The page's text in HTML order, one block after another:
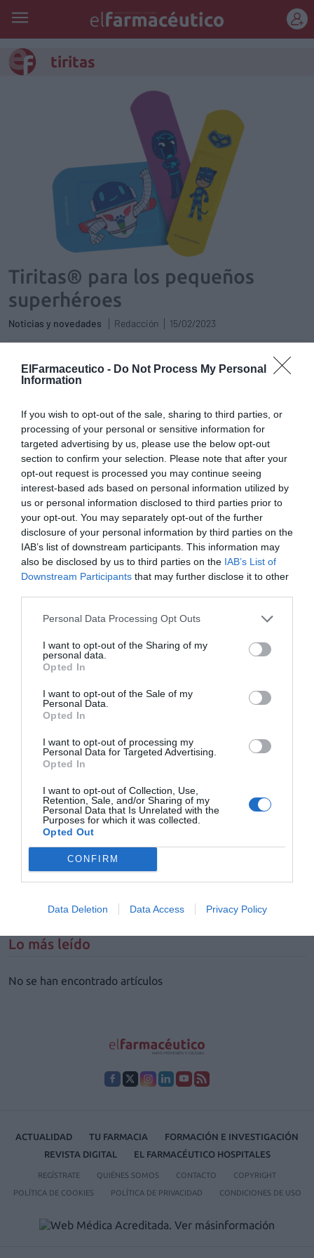
ElFarmaceutico - Do Not Process My Personal
Information
If you wish to opt-out of the sale, sharing to third parties, or
processing of your personal or sensitive information for
targeted advertising by us, please use the below opt-out
section to confirm your selection. Please note that after your
opt-out request is processed you may continue seeing
interest-based ads based on personal information utilized by
us or personal information disclosed to third parties prior to
your opt-out. You may separately opt-out of the further
disclosure of your personal information by third parties on the
IAB’s list of downstream participants. This information may
also be disclosed by us to third parties on the IAB’s List of
Downstream Participants that may further disclose it to other
Personal Data Processing Opt Outs
I want to opt-out of the Sharing of my
personal data.
Opted In
I want to opt-out of the Sale of my
Personal Data.
Opted In
I want to opt-out of processing my
Personal Data for Targeted Advertising.
Opted In
I want to opt-out of Collection, Use,
Retention, Sale, and/or Sharing of my
Personal Data that Is Unrelated with the
Purposes for which it was collected.
Opted Out
CONFIRM
Data Deletion Data Access Privacy Policy
tiritas
Tiritas® para los pequeños
superhéroes
Noticias y novedades Redacción 15/02/2023
Tiritas® más divertidas vuelven a la
13/10/2022
Nuevas Tiritas® Aqua resistentes al
agua, ideales para el verano
Noticias y novedades
Redacción
07/07/2020
HARTMANN presenta la ampliación de la
gama de Tiritas® Aqua, un apósito
transparente y resistente al agua,
especialmente diseñado para usar en la
ducha, en el baño y en los días de playa o
piscina.
Las Tiritas® y las farmacias, más
solidarias que nunca con los
pacientes con cáncer
Noticias y novedades
Redacción
cooperativa farmacéutica Fedefarma y la
beneficio de la Fundació Oncolliga.
de Tiritas
Noticias y novedades
Redacción
19/12/2014
pantallas de televisión y, tras entretener a
varias generaciones a lo largo y ancho del
planeta, ha llegado a convertirse en un icono
global que transmite los valores de amistad,
Lo más leído
No se han encontrado artículos
ACTUALIDAD TU FARMACIA
FORMACIÓN E INVESTIGACIÓN
REVISTA DIGITAL
EL FARMACÉUTICO HOSPITALES
REGÍSTRATE QUIÉNES SOMOS CONTACTO COPYRIGHT
POLÍTICA DE COOKIES POLÍTICA DE PRIVACIDAD CONDICIONES DE USO